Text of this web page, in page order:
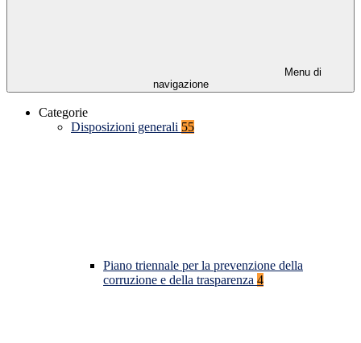
Menu di
navigazione
Categorie
Disposizioni generali 55
Piano triennale per la prevenzione della
corruzione e della trasparenza 4